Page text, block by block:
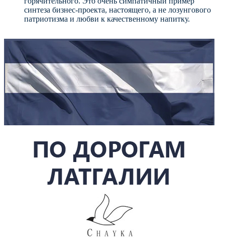
синтеза бизнес-проекта, настоящего, а не лозунгового
патриотизма и любви к качественному напитку.